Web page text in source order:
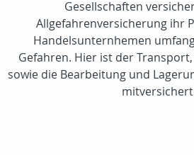
Gesellschaften
Allgefahrenversicherung ihr
Handelsunternhemen
Gefahren. Hier ist der
sowie die Bearbeitung und